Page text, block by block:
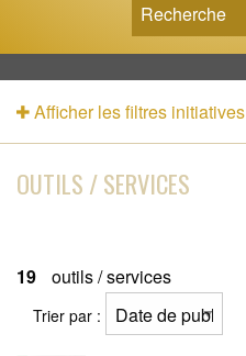
Afficher les filtres initiatives
OUTILS / SERVICES
19 outils / services
Trier par :